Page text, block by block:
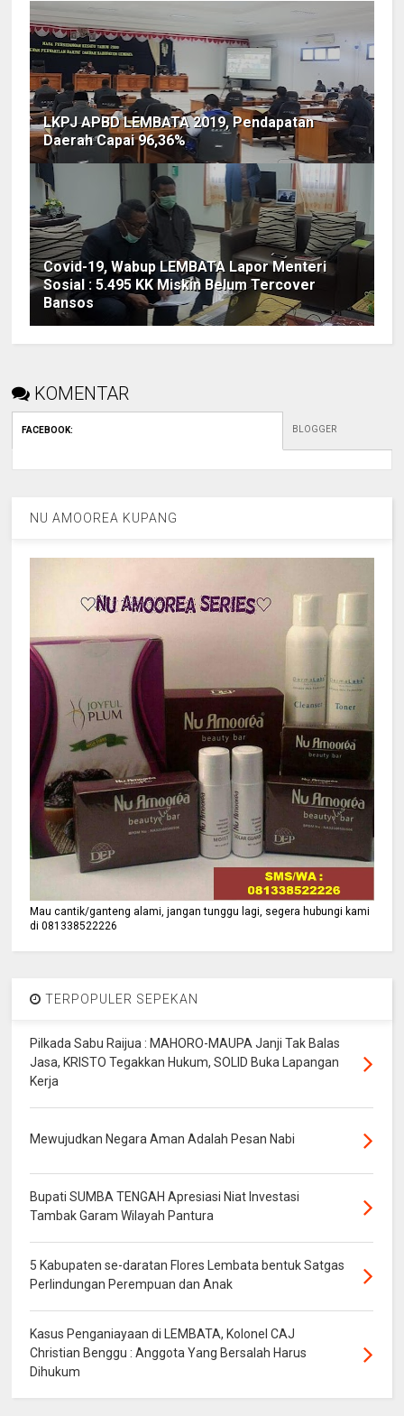
LKPJ APBD LEMBATA 2019, Pendapatan
Daerah Capai 96,36%
Covid-19, Wabup LEMBATA Lapor Menteri
Sosial : 5.495 KK Miskin Belum Tercover
Bansos
KOMENTAR
FACEBOOK: BLOGGER
NU AMOOREA KUPANG
Mau cantik/ganteng alami, jangan tunggu lagi, segera hubungi kami
di 081338522226
TERPOPULER SEPEKAN
Pilkada Sabu Raijua : MAHORO-MAUPA Janji Tak Balas
Jasa, KRISTO Tegakkan Hukum, SOLID Buka Lapangan
Kerja
Mewujudkan Negara Aman Adalah Pesan Nabi
Bupati SUMBA TENGAH Apresiasi Niat Investasi
Tambak Garam Wilayah Pantura
5 Kabupaten se-daratan Flores Lembata bentuk Satgas
Perlindungan Perempuan dan Anak
Kasus Penganiayaan di LEMBATA, Kolonel CAJ
Christian Benggu : Anggota Yang Bersalah Harus
Dihukum